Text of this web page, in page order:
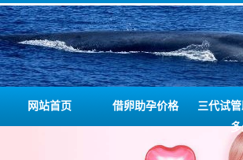
网站首页 借卵助孕价格
三代试